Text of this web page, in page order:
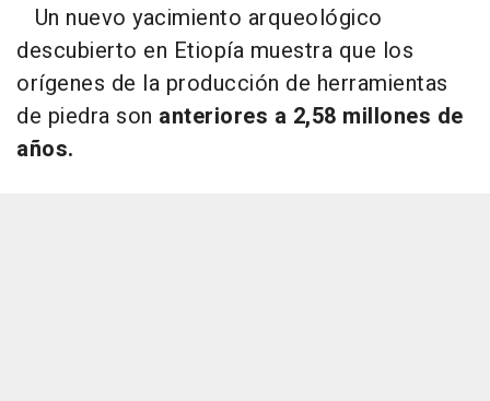
Un nuevo yacimiento arqueológico
descubierto en Etiopía muestra que los
orígenes de la producción de herramientas
de piedra son anteriores a 2,58 millones de
años.